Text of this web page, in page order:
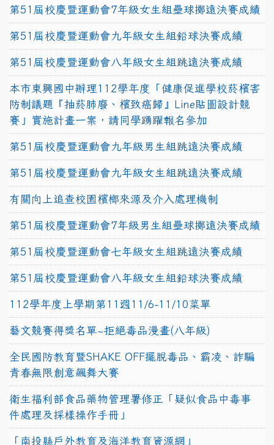
第51屆校慶暨運動會7年級女生組壘球擲遠決賽成績
第51屆校慶暨運動會九年級女生組鉛球決賽成績
第51屆校慶暨運動會八年級女生組跳遠決賽成績
本市東興國中辦理112學年度「健康促進學校菸檳害
防制議題『抽菸肺廢、檳致癌歸』Line貼圖設計競
賽」實施計畫一案，請同學踴躍報名參加
第51屆校慶暨運動會九年級男生組跳遠決賽成績
第51屆校慶暨運動會九年級女生組跳遠決賽成績
有關向上追查校園檳榔來源及介入處理機制
第51屆校慶暨運動會7年級男生組壘球擲遠決賽成績
第51屆校慶暨運動會七年級女生組跳遠決賽成績
第51屆校慶暨運動會八年級女生組鉛球決賽成績
112學年度上學期第11週11/6-11/10菜單
藝文競賽得獎名單~拒絕毒品漫畫(八年級)
全民國防教育暨SHAKE OFF擺脫毒品、霸凌、詐騙
青春無限創意飆舞大賽
衛生福利部食品藥物管理署修正「疑似食品中毒事
件處理及採樣操作手冊」
「南投縣戶外教育及海洋教育資源網」